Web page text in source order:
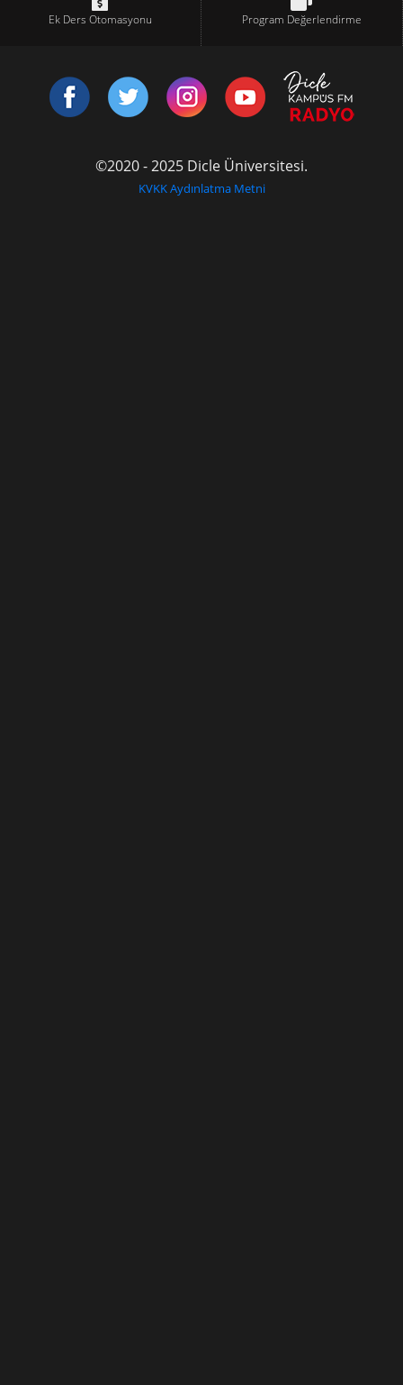
Ek Ders Otomasyonu Program Değerlendirme
©2020 - 2025 Dicle Üniversitesi.
KVKK Aydınlatma Metni